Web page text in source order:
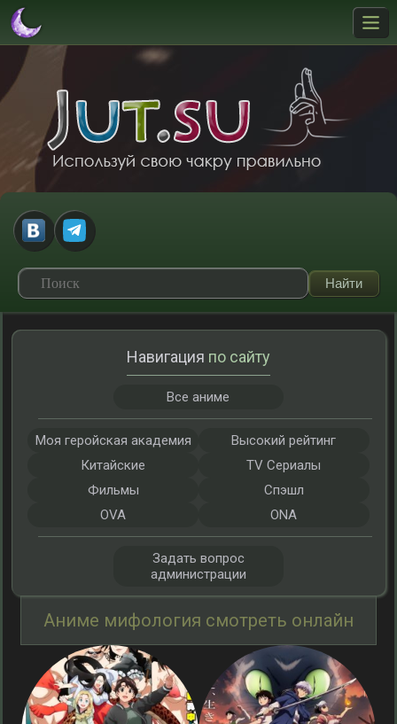
Аниме мифология смотреть онлайн
Навигация по сайту
Все аниме
Моя геройская академия
Высокий рейтинг
Китайские
TV Сериалы
Фильмы
Спэшл
OVA
ONA
Задать вопрос
администрации